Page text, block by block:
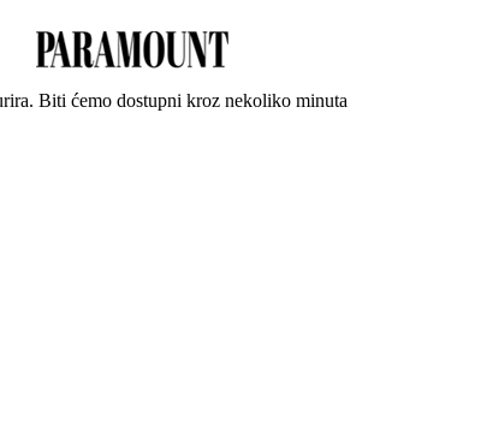
Biti ćemo dostupni kroz nekoliko minuta